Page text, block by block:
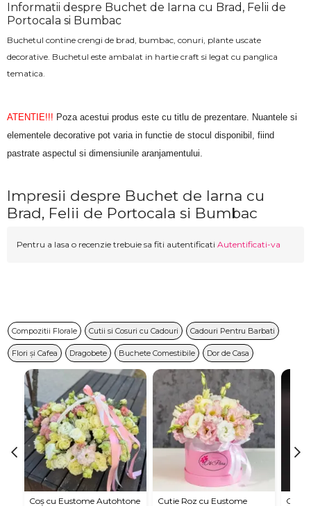
Informatii despre Buchet de Iarna cu Brad, Felii de
Portocala si Bumbac
Buchetul contine crengi de brad, bumbac, conuri, plante uscate
decorative. Buchetul este ambalat in hartie craft si legat cu panglica
tematica.
ATENTIE!!! Poza acestui produs este cu titlu de prezentare. Nuantele si
elementele decorative pot varia in functie de stocul disponibil, fiind
pastrate aspectul si dimensiunile aranjamentului.
Impresii despre Buchet de Iarna cu
Brad, Felii de Portocala si Bumbac
Pentru a lasa o recenzie trebuie sa fiti autentificati Autentificati-va
Compozitii Florale Cutii si Cosuri cu Cadouri Cadouri Pentru Barbati
Flori și Cafea Dragobete Buchete Comestibile Dor de Casa
Coș cu Eustome Autohtone
Cutie Roz cu Eustome
Cutie